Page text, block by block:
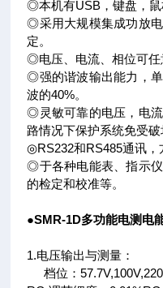
◎本机有USB，键盘，鼠
◎采用大规模集成功放
定。
◎电压、电流、相位可任
◎强的谐波输出能力，
波的40%。
◎灵敏可靠的电压，电
路情况下保护系统免受破
◎RS232和RS485通讯，
◎于各种电能表、指示
的检定和校准等。
●SMR-1D多功能电测电
1.电压输出与测量：
档位：